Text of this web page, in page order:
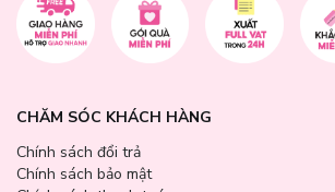
CHĂM SÓC KHÁCH HÀNG
Chính sách đổi trả
Chính sách bảo mật